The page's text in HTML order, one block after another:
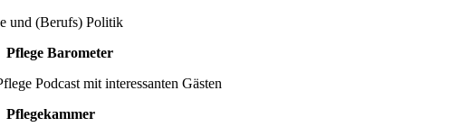
und (Berufs) Politik
Pflege Barometer
Podcast mit interessanten Gästen
Pflegekammer